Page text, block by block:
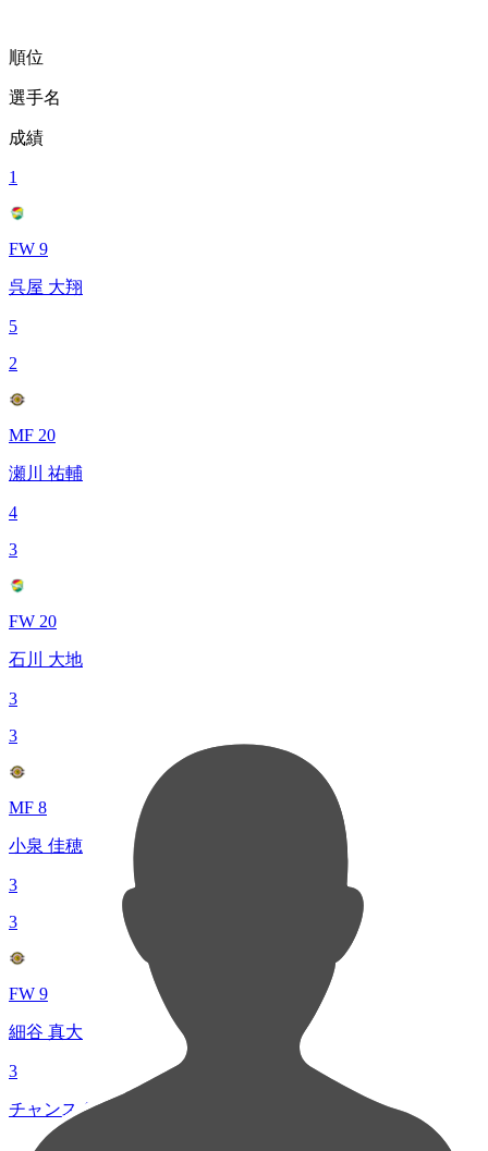
順位
選手名
成績
1
FW 9
呉屋 大翔
5
2
MF 20
瀬川 祐輔
4
3
FW 20
石川 大地
3
3
MF 8
小泉 佳穂
3
3
FW 9
細谷 真大
3
チャンスクリエイト総数